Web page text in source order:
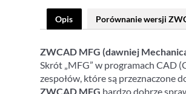
Opis Porównanie wersji
ZWCAD MFG (dawniej
Skrót „MFG” w programach CAD
zespołów, które są przeznaczone
ZWCAD MFG bardzo dobrze